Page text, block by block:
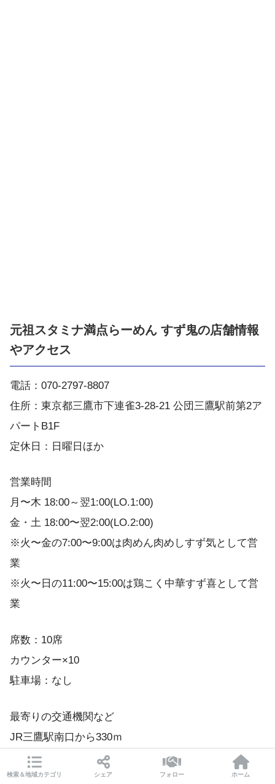
元祖スタミナ満点らーめん すず鬼の店舗情報
やアクセス
電話：070-2797-8807
住所：東京都三鷹市下連雀3-28-21 公団三鷹駅前第2ア
パートB1F
定休日：日曜日ほか
営業時間
月〜木 18:00～翌1:00(LO.1:00)
金・土 18:00〜翌2:00(LO.2:00)
※火〜金の7:00〜9:00は肉めん肉めしすず気として営
業
※火〜日の11:00〜15:00は鶏こく中華すず喜として営
業
席数：10席
カウンター×10
駐車場：なし
最寄りの交通機関など
JR三鷹駅南口から330ｍ
バス停→本町通りから190ｍ
検索＆地域カテゴリ シェア フォロー ホーム